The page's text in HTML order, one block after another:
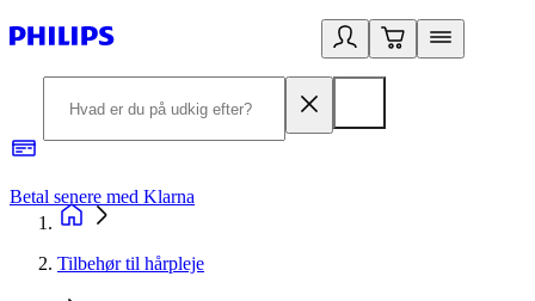
Betal senere med Klarna
Tilbehør til hårpleje